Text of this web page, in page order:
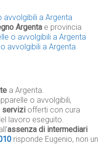
avvolgibili a Argenta
Argenta e provincia
o avvolgibili a Argenta
avvolgibili a Argenta
a Argenta.
o avvolgibili,
servizi offerti con cura
lavoro eseguito.
assenza di intermediari
risponde Eugenio, non un